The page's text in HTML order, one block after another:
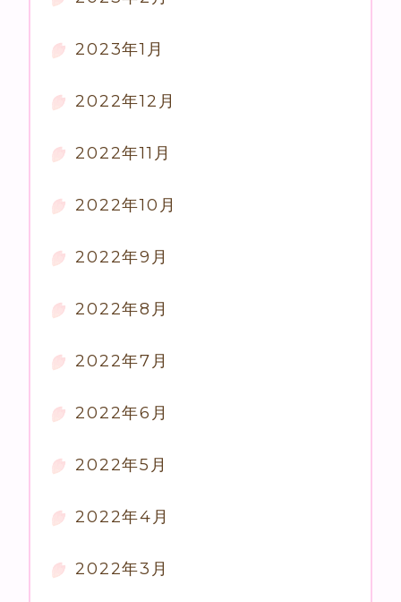
2023年1月
2022年12月
2022年11月
2022年10月
2022年9月
2022年8月
2022年7月
2022年6月
2022年5月
2022年4月
2022年3月